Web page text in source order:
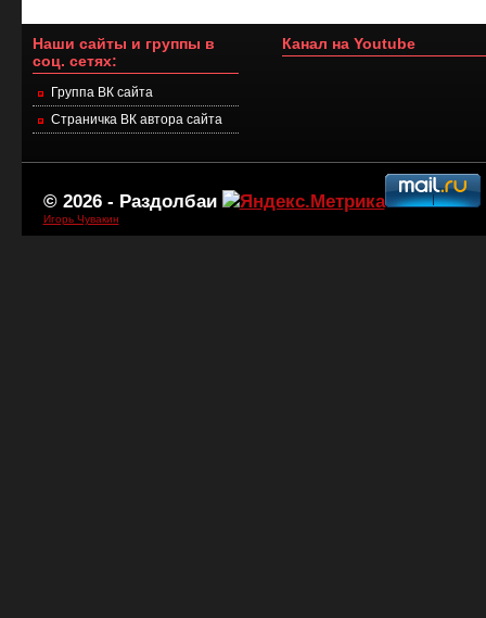
Наши сайты и группы в
соц. сетях:
Группа ВК сайта
Страничка ВК автора сайта
Канал на Youtube
© 2026 - Раздолбаи
Игорь Чувакин